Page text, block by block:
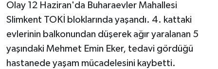
Olay 12 Haziran'da Buharaevler Mahallesi
Slimkent TOKİ bloklarında yaşandı. 4. kattaki
evlerinin balkonundan düşerek ağır yaralanan 5
yaşındaki Mehmet Emin Eker, tedavi gördüğü
hastanede yaşam mücadelesini kaybetti.
Osmancık
Sungurlu
Uğurludağ